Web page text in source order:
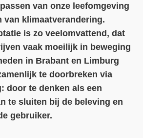
van onze leefomgeving
van klimaatverandering.
is zo veelomvattend, dat
vaak moeilijk in beweging
in Brabant en Limburg
te doorbreken via
door te denken als een
te sluiten bij de beleving en
gebruiker.
Monitoring
Over ons
LIFE-IP Klimaatadaptatie